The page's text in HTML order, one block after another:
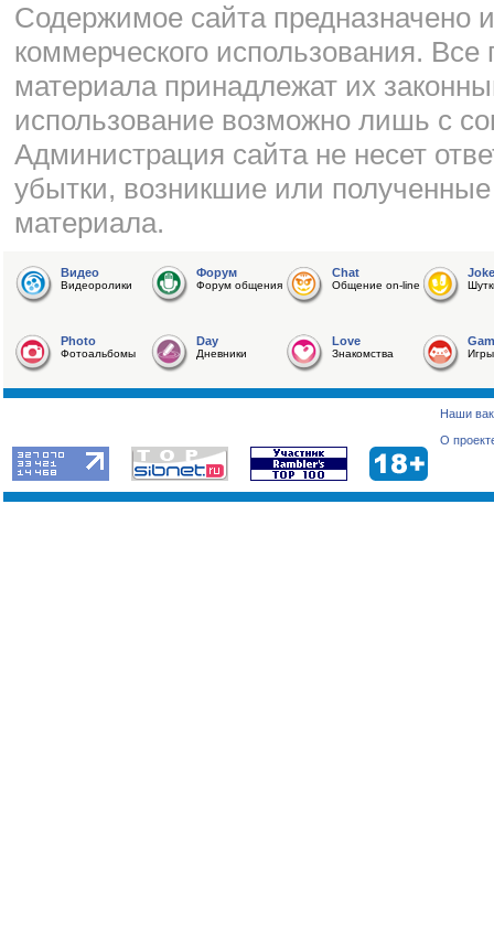
Cодержимое сайта предназначено
коммерческого использования.
материала принадлежат их
использование возможно лишь с
Администрация сайта не несет
убытки, возникшие или
материала.
Видео
Видеоролики
Форум
Форум общения
Chat
Общение on-line
Joke
Photo
Фотоальбомы
Day
Дневники
Love
Знакомства Игры
Наши
О